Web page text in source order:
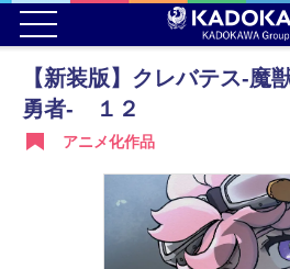
【新装版】クレバテス-魔
勇者- １２
アニメ化作品